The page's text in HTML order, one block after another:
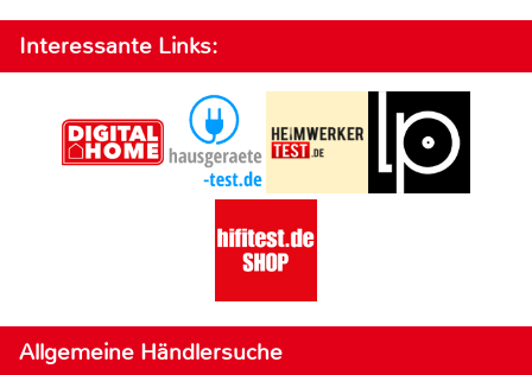
Interessante Links:
Allgemeine Händlersuche